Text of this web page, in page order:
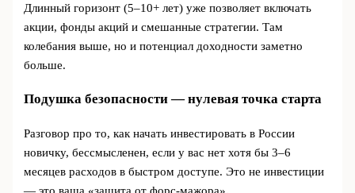
Длинный горизонт (5–10+ лет) уже позволяет включать
акции, фонды акций и смешанные стратегии. Там
колебания выше, но и потенциал доходности заметно
больше.
Подушка безопасности — нулевая точка старта
Разговор про то, как начать инвестировать в России
новичку, бессмысленен, если у вас нет хотя бы 3–6
месяцев расходов в быстром доступе. Это не инвестиции